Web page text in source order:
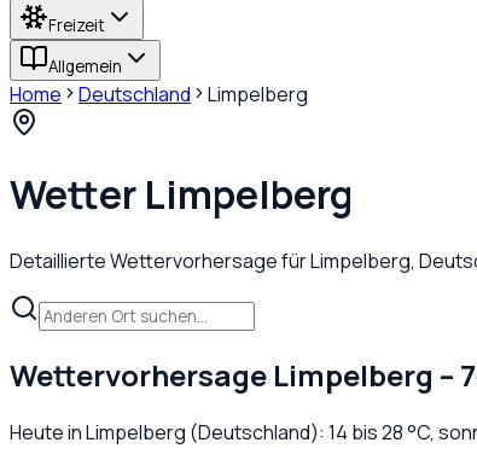
Freizeit
Allgemein
Home Deutschland Limpelberg
Wetter Limpelberg
Detaillierte Wettervorhersage fürLimpelberg,
Wettervorhersage Limpelberg –
Heute inLimpelberg (Deutschland): 14 bis28°C,